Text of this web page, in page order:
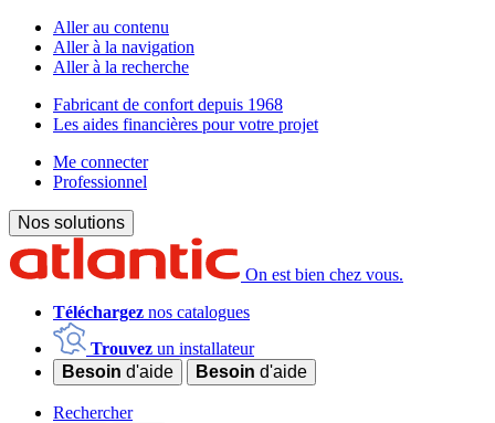
Aller au contenu
Aller à la navigation
Aller à la recherche
Fabricant de confort depuis 1968
Les aides financières pour votre projet
Me connecter
Professionnel
Nos solutions
On est bien chez vous.
Téléchargez nos catalogues
Trouvez un installateur
Besoin d'aide Besoin d'aide
Rechercher